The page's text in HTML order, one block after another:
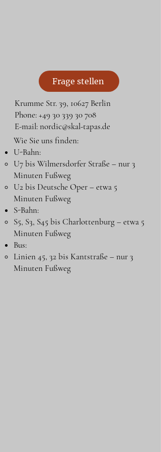
Frage stellen
Krumme Str. 39, 10627 Berlin
Phone: +49 30 339 30 708
E-mail: nordic@skal-tapas.de
Wie Sie uns finden:
U-Bahn:
U7 bis Wilmersdorfer Straße – nur 3
Minuten Fußweg
U2 bis Deutsche Oper – etwa 5
Minuten Fußweg
S-Bahn:
S5, S3, S45 bis Charlottenburg – etwa 5
Minuten Fußweg
Bus:
Linien 45, 32 bis Kantstraße – nur 3
Minuten Fußweg